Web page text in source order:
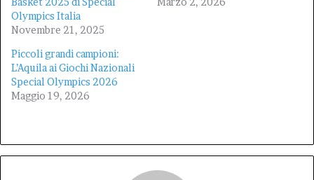
Olympics Italia
Novembre 21, 2025
Piccoli grandi campioni:
L’Aquila ai Giochi Nazionali
Special Olympics 2026
Maggio 19, 2026